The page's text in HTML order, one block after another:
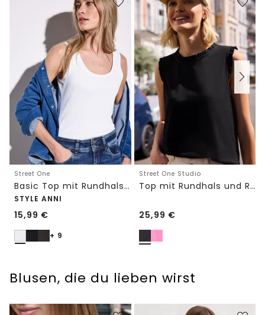
Street One
Basic Top mit Rundhals in Unifarbe
STYLE ANNI
15,99 €
+ 9
Street One Studio
Top mit Rundhals und Rüschendetails
25,99 €
Blusen, die du lieben wirst